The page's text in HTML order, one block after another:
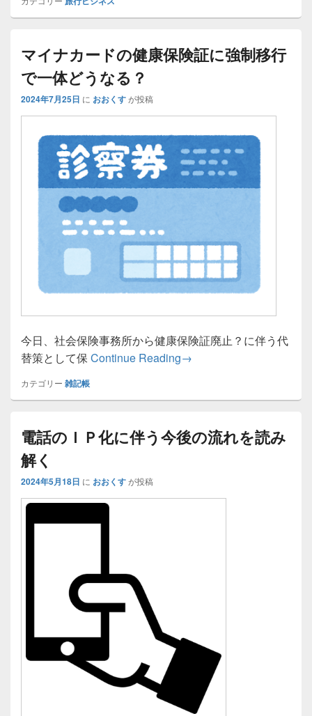
マイナカードの健康保険証に強制移行
で一体どうなる？
2024年7月25日 に おおくすが投稿
今日、社会保険事務所から健康保険証廃止？に伴う代
替策として保 Continue Readingマイナカードの健康保険
→
カテゴリー 雑記帳
電話のＩＰ化に伴う今後の流れを読み
解く
2024年5月18日 に おおくすが投稿